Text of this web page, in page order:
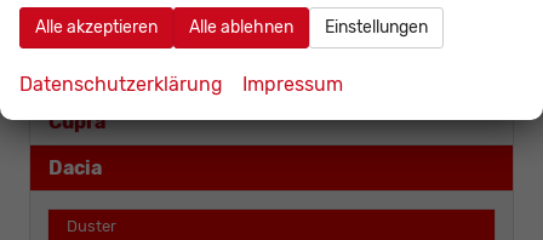
Audi
Citroën
Cupra
Dacia
Duster
Alle akzeptieren Alle ablehnen Einstellungen
Datenschutzerklärung Impressum